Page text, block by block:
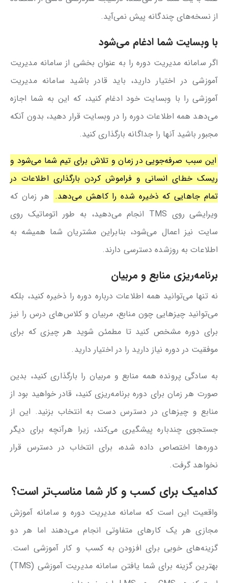
از نسخه‌های چندگانه پیش نمی‌آید.
با وبسایت شما ادغام می‌شود
اگر سامانه مدیریت دوره را به عنوان بخشی از سامانه مدیریت
آموزشی در اختیار دارید، باید قادر باشید سامانه مدیریت
آموزشی را با وبسایت خود ادغام کنید، که این به شما اجازه
می‌دهد همه اطلاعات دوره را در وبسایت قرار دهید، بدون آنکه
مجبور باشید آنها را جداگانه بارگذاری کنید.
این سبب صرفه‌جویی در زمان و تلاش برای تیم شما می‌شود و
ریسک خطای انسانی و فراموش کردن بارگذاری اطلاعات در
تمام جاهایی که ذخیره شده را کاهش می‌دهد. هر زمان که
ویرایشی روی TMS انجام می‌دهید، به طور اتوماتیک روی
سایت نیز اعمال می‌شود، بنابراین مشتریان شما همیشه به
اطلاعات به روزشده دسترسی دارند.
برنامه‌ریزی منابع و مربیان
نه تنها می‌توانید همه اطلاعات درباره دوره را ذخیره کنید، بلکه
می‌توانید چیزهایی چون منابع، مربیان و کلاس‌های درس را نیز
برای دوره مشخص کنید تا مطمئن شوید هر چیزی که برای
موفقیت در دوره نیاز دارید را در اختیار دارید.
به سادگی پرونده همه منابع و مربیان را بارگذاری کنید، بدین
صورت هر زمان برای دوره برنامه‌ریزی کنید، قادر خواهید بود از
منابع و چیزهای در دسترس دست به انتخاب بزنید. این از
جستجوی چندباره پیشگیری می‌کند، زیرا هرآنچه برای دیگر
دوره‌ها اختصاص داده شده، برای انتخاب در دسترس قرار
نخواهد گرفت.
کدامیک برای کسب و کار شما مناسب‌تر است؟
واقعیت این است که سامانه مدیریت دوره و سامانه آموزش
مجازی هر یک کارهای متفاوتی انجام می‌دهند اما هر دو
گزینه‌های خوبی برای افزودن به کسب و کار آموزشی است.
بهترین گزینه برای شما یافتن سامانه مدیریت آموزشی (TMS)